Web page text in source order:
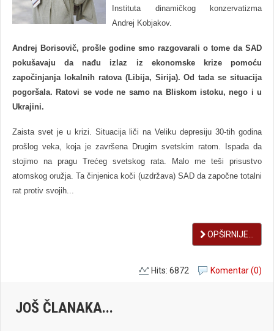
Instituta dinamičkog konzervatizma
Andrej Kobjakov.
Andrej Borisovič, prošle godine smo razgovarali o tome da SAD
pokušavaju da nađu izlaz iz ekonomske krize pomoću
započinjanja lokalnih ratova (Libija, Sirija). Od tada se situacija
pogoršala. Ratovi se vode ne samo na Bliskom istoku, nego i u
Ukrajini.
Zaista svet je u krizi. Situacija liči na Veliku depresiju 30-tih godina
prošlog veka, koja je završena Drugim svetskim ratom. Ispada da
stojimo na pragu Trećeg svetskog rata. Malo me teši prisustvo
atomskog oružja. Ta činjenica koči (uzdržava) SAD da započne totalni
rat protiv svojih...
OPŠIRNIJE...
Komentar (0)
Hits: 6872
JOŠ ČLANAKA...